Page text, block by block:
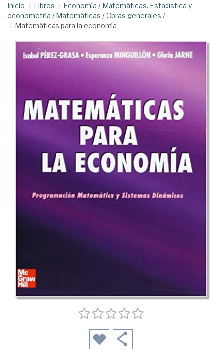
Inicio Libros Economía / Matemáticas. Estadística y
econometría / Matemáticas /Obras generales /
Matemáticas para la economía